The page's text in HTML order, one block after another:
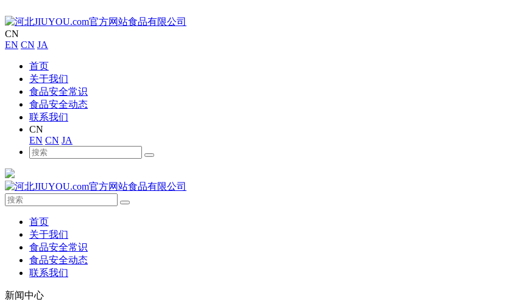
CN
EN CN JA
首页
关于我们
食品安全常识
食品安全动态
联系我们
CN
EN CN JA
首页
关于我们
食品安全常识
食品安全动态
联系我们
新闻中心